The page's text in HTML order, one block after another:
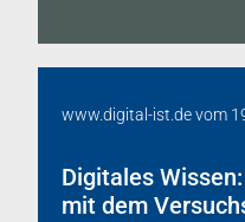
www.digital-ist.devom
Digitales
mit dem